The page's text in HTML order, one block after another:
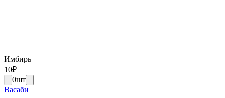
Имбирь
10₽
0шт
Васаби